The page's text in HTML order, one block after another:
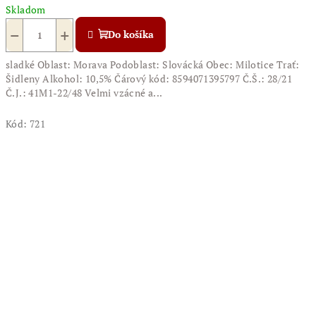
Skladom
+
− Do košíka
sladké Oblast: Morava Podoblast: Slovácká Obec: Milotice Trať:
Šidleny Alkohol: 10,5% Čárový kód: 8594071395797 Č.Š.: 28/21
Č.J.: 41M1-22/48 Velmi vzácné a...
Kód: 721